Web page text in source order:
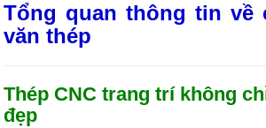
Tổng quan thông tin về
văn thép
Thép CNC trang trí không
đẹp